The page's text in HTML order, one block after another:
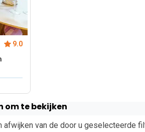
9.0
om te bekijken
afwijken van de door u geselecteerde